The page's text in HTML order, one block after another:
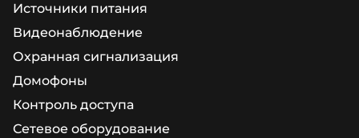
Источники питания
Видеонаблюдение
Охранная сигнализация
Домофоны
Контроль доступа
Сетевое оборудование